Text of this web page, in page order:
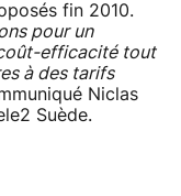
fin 2010.
pour un
efficacité tout
à des tarifs
Niclas
Suède.